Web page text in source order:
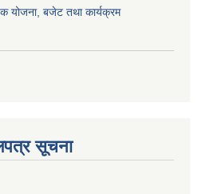
योजना, बजेट तथा कार्यक्रम
सूचना